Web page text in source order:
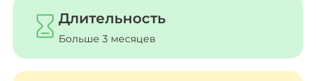
Длительность
Больше 3 месяцев